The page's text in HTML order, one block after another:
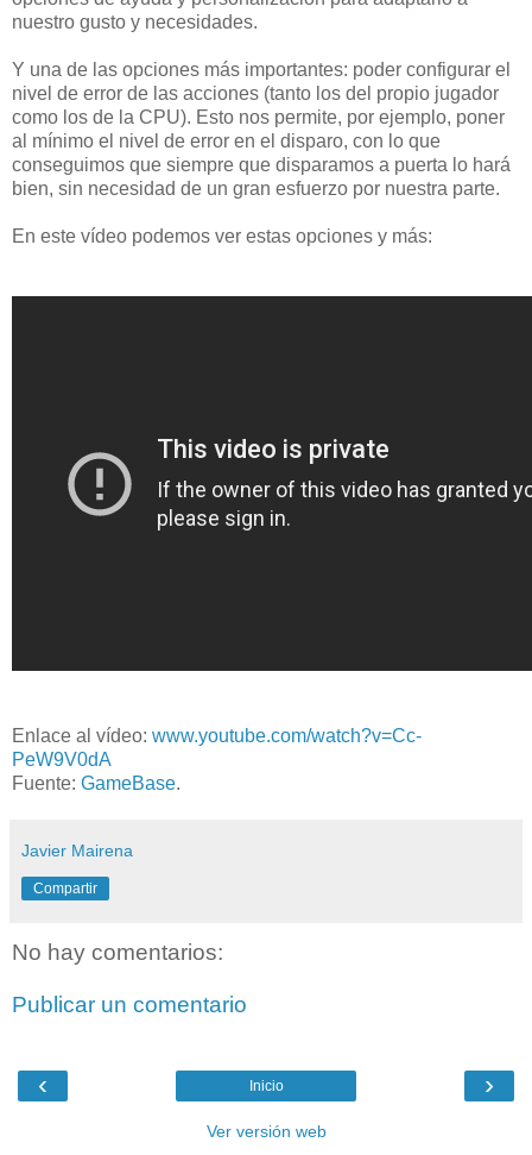
nuestro gusto y necesidades.
Y una de las opciones más importantes: poder configurar el
nivel de error de las acciones (tanto los del propio jugador
como los de la CPU). Esto nos permite, por ejemplo, poner
al mínimo el nivel de error en el disparo, con lo que
conseguimos que siempre que disparamos a puerta lo hará
bien, sin necesidad de un gran esfuerzo por nuestra parte.
En este vídeo podemos ver estas opciones y más:
Enlace al vídeo: www.youtube.com/watch?v=Cc-
PeW9V0dA
Fuente: GameBase.
Javier Mairena
Compartir
No hay comentarios:
Publicar un comentario
‹ ›
Inicio
Ver versión web